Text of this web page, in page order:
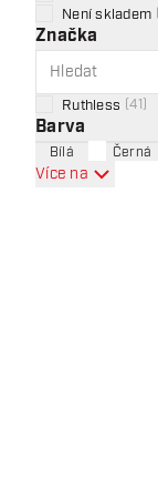
Není skladem
Značka
Ruthless (41
Barva
Bílá Černá
Více na